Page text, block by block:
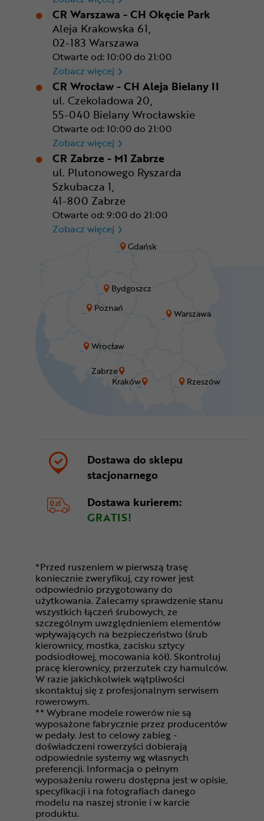
Bydgoszcz
Gdańsk
Kraków
Poznań
Rzeszów
Warszawa
Wrocław
Zabrze
CR Warszawa - CH Okęcie Park
Aleja Krakowska 61,
02-183 Warszawa
Otwarte od: 10:00 do 21:00
Zobacz więcej CR Warszawa - CH Okęcie
CR Wrocław - CH Aleja Bielany II
ul. Czekoladowa 20,
55-040 Bielany Wrocławskie
Otwarte od: 10:00 do 21:00
Zobacz więcej CR Wrocław - CH Aleja
CR Zabrze - M1 Zabrze
ul. Plutonowego Ryszarda
Szkubacza 1,
41-800 Zabrze
Otwarte od: 9:00 do 21:00
Zobacz więcej CR Zabrze - M1 Zabrze
Dostawa do sklepu
stacjonarnego
Dostawa kurierem:
GRATIS!
*Przed ruszeniem w pierwszą trasę
koniecznie zweryfikuj, czy rower jest
odpowiednio przygotowany do
użytkowania. Zalecamy sprawdzenie stanu
wszystkich łączeń śrubowych, ze
szczególnym uwzględnieniem elementów
wpływających na bezpieczeństwo (śrub
kierownicy, mostka, zacisku sztycy
podsiodłowej, mocowania kół). Skontroluj
pracę kierownicy, przerzutek czy hamulców.
W razie jakichkolwiek wątpliwości
skontaktuj się z profesjonalnym serwisem
rowerowym.
** Wybrane modele rowerów nie są
wyposażone fabrycznie przez producentów
w pedały. Jest to celowy zabieg -
doświadczeni rowerzyści dobierają
odpowiednie systemy wg własnych
preferencji. Informacja o pełnym
wyposażeniu roweru dostępna jest w opisie,
specyfikacji i na fotografiach danego
modelu na naszej stronie i w karcie
produktu.